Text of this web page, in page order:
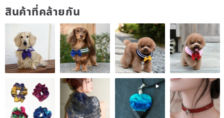
・There is only one for each style, you can private message to
inquire about the in-stock style before purchasing
・The price is one entry, excluding shooting props
・Ceramic utensils are cleaned with a sponge
・The delivery of ceramic products is mainly based on safety
shock-absorbing packaging materials, and there is no excessively
beautiful boxing
・If you need a gift, you can send a message to us in advance!
สินค้าที่คล้ายกัน